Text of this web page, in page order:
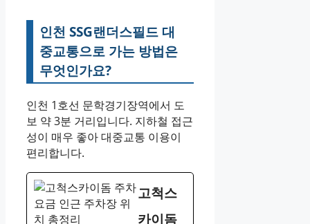
인천 SSG랜더스필드 대
중교통으로 가는 방법은
무엇인가요?
인천 1호선 문학경기장역에서 도
보 약 3분 거리입니다. 지하철 접근
성이 매우 좋아 대중교통 이용이
편리합니다.
고척스
카이돔